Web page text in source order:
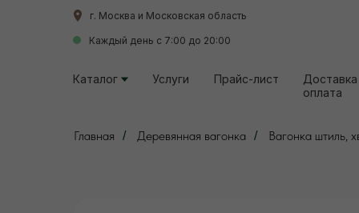
г. Москва и Московская область
оплата
Прайс-лист
Услуги
Каталог
Каждый день с 7:00 до 20:00
г. Москва и Московская область
оплата
Прайс-лист
Услуги
Каталог
Каждый день с 7:00 до 20:00
Главная / Деревянная вагонка / Вагонка штиль,